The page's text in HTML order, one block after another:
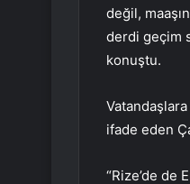
değil,
derdi geçim
konuştu.
ifade eden
“Rize’de de